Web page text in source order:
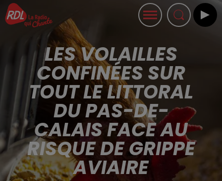
LES VOLAILLES
CONFINÉES SUR
TOUT LE LITTORAL
DU PAS-DE-
CALAIS FACE AU
RISQUE DE GRIPPE
AVIAIRE